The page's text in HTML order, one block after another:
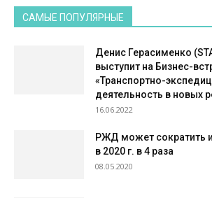
САМЫЕ ПОПУЛЯРНЫЕ
Денис Герасименко
выступит на Бизнес-
«Транспортно-
деятельность в новых
16.06.2022
РЖД может сократить
в 2020 г. в 4 раза
08.05.2020